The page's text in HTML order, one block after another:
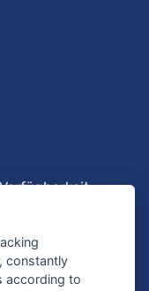
constantly
according to